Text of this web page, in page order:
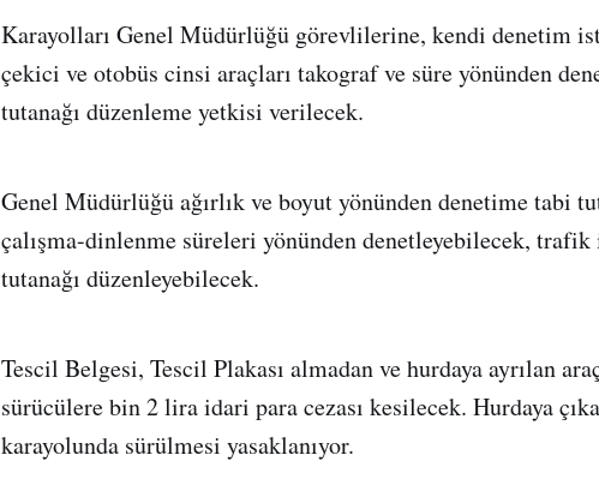
Karayolları Genel Müdürlüğü görevlilerine, kendi denetim
çekici ve otobüs cinsi araçları takograf ve süre yönünden
tutanağı düzenleme yetkisi verilecek.
Genel Müdürlüğü ağırlık ve boyut yönünden denetime tabi
çalışma-dinlenme süreleri yönünden denetleyebilecek, trafik
tutanağı düzenleyebilecek.
Tescil Belgesi, Tescil Plakası almadan ve hurdaya ayrılan
sürücülere bin 2 lira idari para cezası kesilecek. Hurdaya
karayolunda sürülmesi yasaklanıyor.